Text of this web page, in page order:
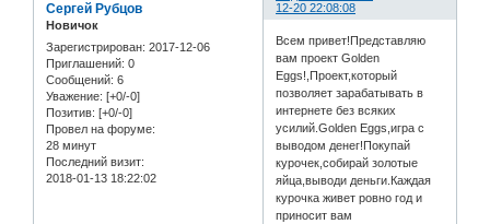
12-20 22:08:08
Сергей Рубцов
Новичок
Зарегистрирован: 2017-12-06
Приглашений: 0
Сообщений: 6
Уважение: [+0/-0]
Позитив: [+0/-0]
Провел на форуме:
28 минут
Последний визит:
2018-01-13 18:22:02
Всем привет!Представляю
вам проект Golden
Eggs!,Проект,который
позволяет зарабатывать в
интернете без всяких
усилий.Golden Eggs,игра с
выводом денег!Покупай
курочек,собирай золотые
яйца,выводи деньги.Каждая
курочка живет ровно год и
приносит вам